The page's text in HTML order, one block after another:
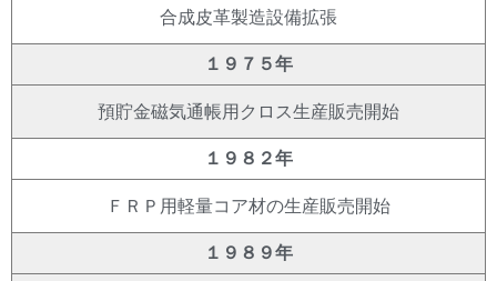
合成皮革製造設備拡張
１９７５年
預貯金磁気通帳用クロス生産販売開始
１９８２年
ＦＲＰ用軽量コア材の生産販売開始
１９８９年